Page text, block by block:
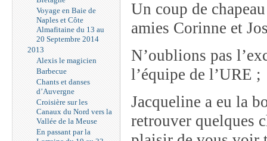
Voyage en Baie de
Naples et Côte
Almafitaine du 13 au
20 Septembre 2014
2013
Alexis le magicien
Barbecue
Chants et danses
d’Auvergne
Croisière sur les
Canaux du Nord vers la
Vallée de la Meuse
En passant par la
Un coup de
amies Corinne et
N’oublions pas
l’équipe de l’URE ;
Jacqueline a eu la
retrouver quelques